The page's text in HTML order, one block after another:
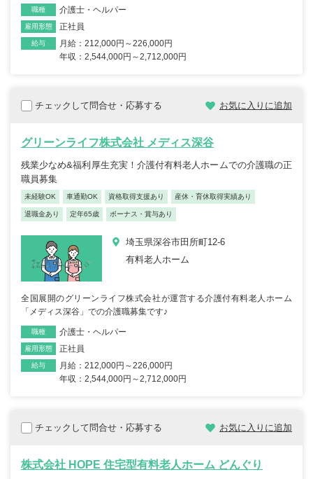
職種 介護士・ヘルパー
雇用形態 正社員
給与
月給：212,000円～226,000円
年収：2,544,000円～2,712,000円
チェックして問合せ・応募する お気に入りに追加
グリーンライフ株式会社 メディス深谷
残業少なめ&福利厚生充実！介護付有料老人ホームでの介護職の正
職員募集
未経験OK 車通勤OK 資格取得支援あり 産休・育休取得実績あり
退職金あり 定年65歳 ボーナス・賞与あり
埼玉県深谷市田所町12-6
有料老人ホーム
全国展開のグリーンライフ株式会社が運営する介護付有料老人ホーム
「メディス深谷」での介護職募集です♪
職種 介護士・ヘルパー
雇用形態 正社員
給与
月給：212,000円～226,000円
年収：2,544,000円～2,712,000円
チェックして問合せ・応募する お気に入りに追加
株式会社 HOPE 住宅型有料老人ホーム どんぐり